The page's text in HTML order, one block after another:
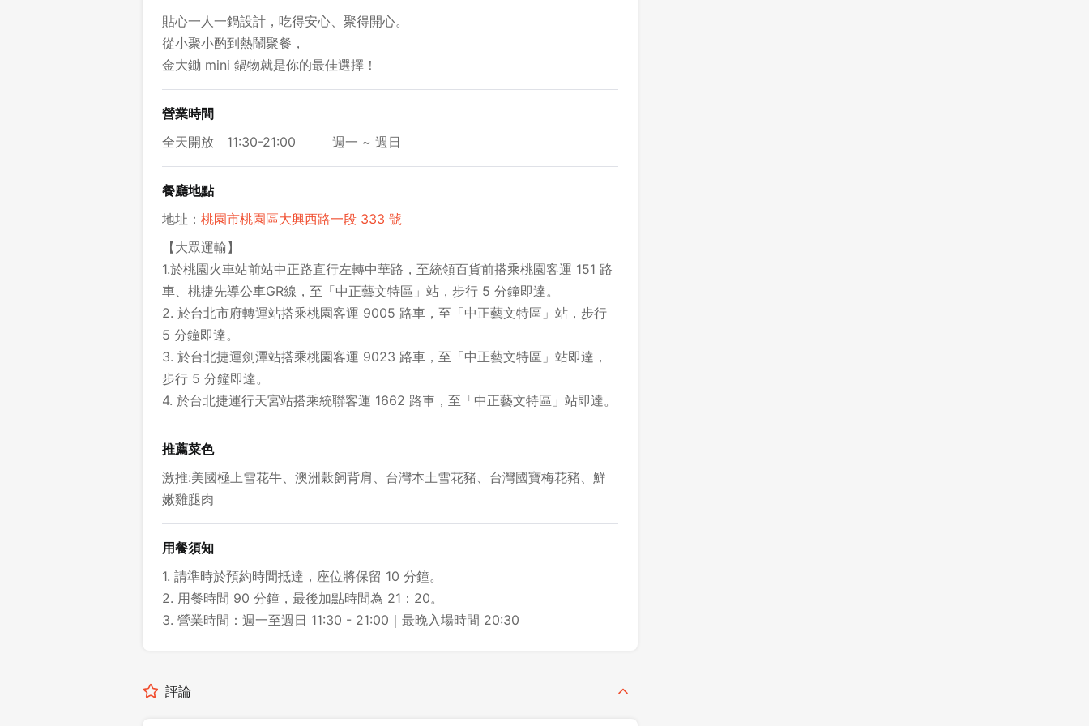
貼心一人一鍋設計，吃得安心、聚得開心。
從小聚小酌到熱鬧聚餐，
金大鋤 mini 鍋物就是你的最佳選擇！
營業時間
全天開放
11:30-21:00 週一 ~ 週日
餐廳地點
地址： 桃園市桃園區大興西路一段 333 號
【大眾運輸】
1.於桃園火車站前站中正路直行左轉中華路，至統領百貨前搭乘桃園客運 151 路
車、桃捷先導公車GR線，至「中正藝文特區」站，步行 5 分鐘即達。
2. 於台北市府轉運站搭乘桃園客運 9005 路車，至「中正藝文特區」站，步行
5 分鐘即達。
3. 於台北捷運劍潭站搭乘桃園客運 9023 路車，至「中正藝文特區」站即達，
步行 5 分鐘即達。
4. 於台北捷運行天宮站搭乘統聯客運 1662 路車，至「中正藝文特區」站即達。
推薦菜色
激推:美國極上雪花牛、澳洲穀飼背肩、台灣本土雪花豬、台灣國寶梅花豬、鮮
嫩雞腿肉
用餐須知
1. 請準時於預約時間抵達，座位將保留 10 分鐘。
2. 用餐時間 90 分鐘，最後加點時間為 21：20。
3. 營業時間：週一至週日 11:30 - 21:00｜最晚入場時間 20:30
評論
登出